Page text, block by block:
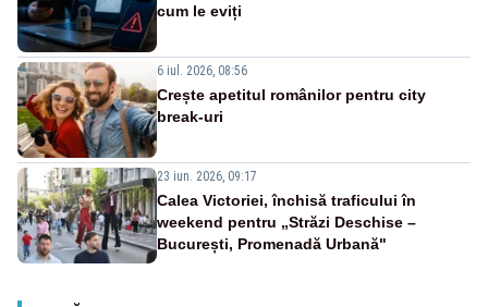
cum le eviți
6 iul. 2026, 08:56
Crește apetitul românilor pentru city
break-uri
23 iun. 2026, 09:17
Calea Victoriei, închisă traficului în
weekend pentru „Străzi Deschise –
București, Promenadă Urbană"